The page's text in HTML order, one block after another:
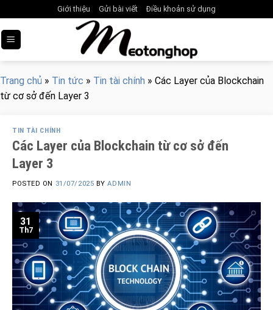
to
content
Giới thiệu Gửi bài viết Điều khoản sử dụng
Trang chủ » Tin tức » Tin tài chính » Các Layer của Blockchain
từ cơ sở đến Layer 3
TIN TÀI CHÍNH
Các Layer của Blockchain từ cơ sở đến
Layer 3
POSTED ON 31/07/2025 BYADMIN
31
Th7